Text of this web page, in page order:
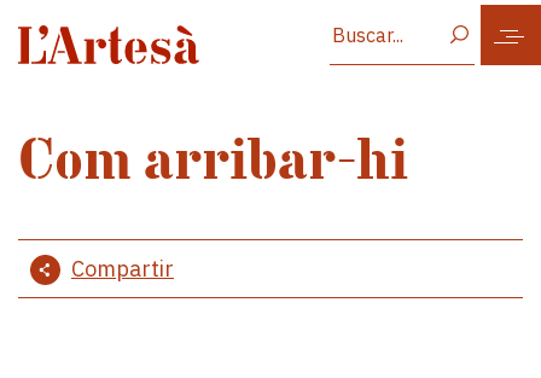
Com arribar-hi
Compartir